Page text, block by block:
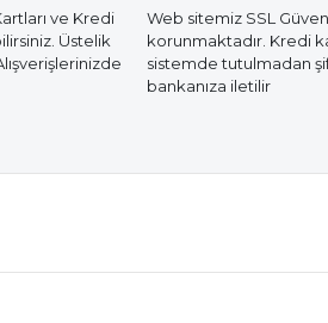
ve Kredi
Üstelik
Web sitemiz SSL
korunmaktadır. Kredi
sistemde tutulmadan
bankanıza iletilir